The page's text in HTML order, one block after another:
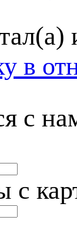
в
с
с